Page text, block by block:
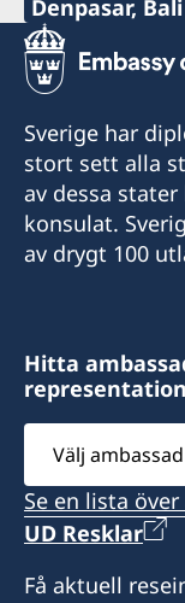
Denpasar, Bali
Telefon:
+62-361-282 223
Mobiltelefon:
+62822 6699
E-post:
Sveriges
Segara Village
Jl. Segara Ayu,
Denpasar 80228
Bali - Indonesia
Besökstid:
kl. 10.00 –
Sverige har
stort sett alla
av dessa
konsulat.
av drygt 100
Hitta
Välj
ambassad
Se en lista
UD Resklar
Få aktuell